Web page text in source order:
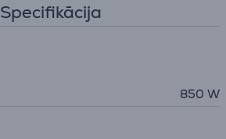
Specifikācija
850 W